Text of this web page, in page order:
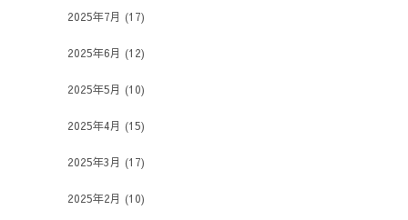
2025年7月 (17)
2025年6月 (12)
2025年5月 (10)
2025年4月 (15)
2025年3月 (17)
2025年2月 (10)